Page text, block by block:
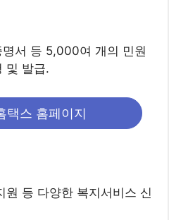
서 등 5,000여 개의 민원
및 발급.
택스 홈페이지
원 등 다양한 복지서비스 신